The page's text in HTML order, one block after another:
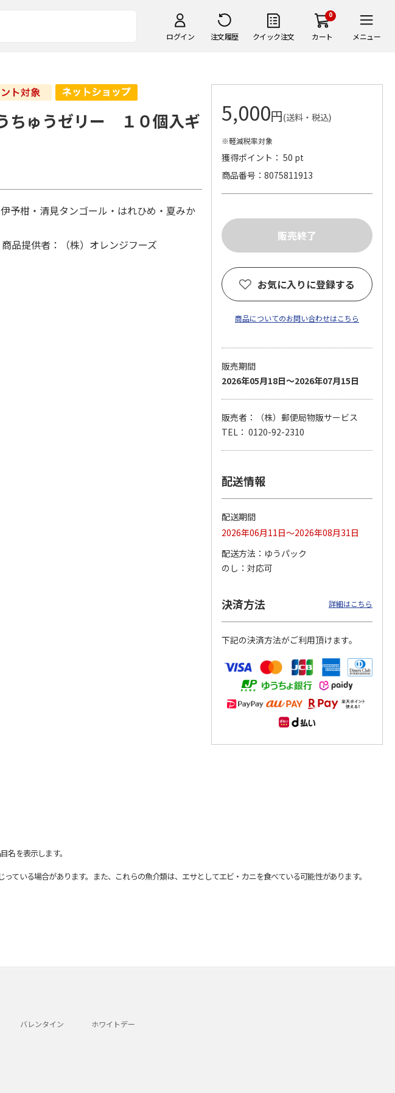
ログイン 注文履歴 クイック注文
0
カート メニュー
【グリーティング切
円…
4.8（11）
5,500円
4.6（7）
11,000円
ちゅうゼリー １０個入ギ
予柑・清見タンゴール・はれひめ・夏みか
提供者：（株）オレンジフーズ
5,000円(送料・税込)
※軽減税率対象
獲得ポイント： 50 pt
商品番号
8075811913
お気に入りに登録する
商品についてのお問い合わせはこちら
販売期間
2026年05月18日～2026年07月15日
販売者：（株）郵便局物販サービス
TEL： 0120-92-2310
配送情報
配送期間
2026年06月11日～2026年08月31日
配送方法
ゆうパック
のし
対応可
決済方法 詳細はこちら
下記の決済方法がご利用頂けます。
名を表示します。
いる場合があります。また、これらの魚介類は、エサとしてエビ・カニを食べている可能性があります。
バレンタイン ホワイトデー